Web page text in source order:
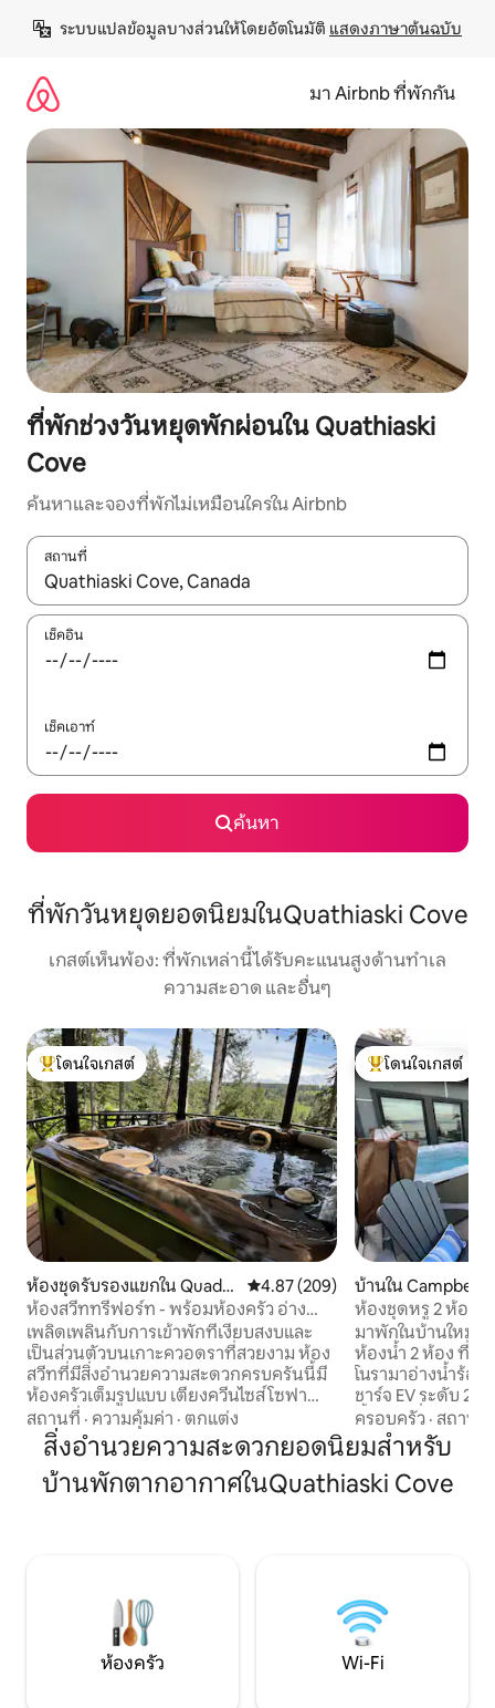
เนื้อหา
ระบบแปลข้อมูลบางส่วนให้โดยอัตโนมัติ แสดงภาษาต้นฉบับ
มา Airbnb ที่พักกัน
ที่พักช่วงวันหยุดพักผ่อนใน Quathiaski
Cove
ค้นหาและจองที่พักไม่เหมือนใครใน Airbnb
สถานที่
ใช้ลูกศรขึ้นลง หรือใช้การสัมผัสหรือปัด เพื่อสำรวจผลการค้นหา
เช็คอิน
เช็คเอาท์
ค้นหา
ที่พักวันหยุดยอดนิยมในQuathiaski Cove
เกสต์เห็นพ้อง: ที่พักเหล่านี้ได้รับคะแนนสูงด้านทำเล
ความสะอาด และอื่นๆ
โดนใจเกสต์ที่สุด
โดนใจเกสต์
ห้องชุดรับรองแขกใน Quadra
Island
คะแนนเฉลี่ย 4.87 จาก 5, 209 รีวิว
4.87 (209)
ห้องสวีททรีฟอร์ท - พร้อมห้องครัว อ่างน้ำ
ร้อน และซาวน่า
เพลิดเพลินกับการเข้าพักที่เงียบสงบและ
เป็นส่วนตัวบนเกาะควอดราที่สวยงาม ห้อง
สวีทที่มีสิ่งอำนวยความสะดวกครบครันนี้มี
ห้องครัวเต็มรูปแบบ เตียงควีนไซส์ โซฟา
แบบดึงออกได้ ดาดฟ้าขนาดใหญ่พร้อมวิว
ป่า อ่างน้ำร้อนส่วนตัว และซาวน่าที่มีไม้
บรรจบอบอุ่น เหมาะสำหรับคู่รักหรือ
ครอบครัวขนาดเล็กที่ต้องการพักผ่อนหรือ
สำรวจชายหาดและเส้นทางเดินป่าใกล้เคียง
สถานที่ · ความคุ้มค่า · ตกแต่ง
โดนใจเกสต์ที่สุด
โดนใจเกสต์
บ้านใน Campbell
ห้องชุดหรู 2 ห้องน
มาพักในบ้านใหม่สุ
ห้องน้ำ 2 ห้อง ที่พั
โนรามาอ่างน้ำร้อ
ชาร์จ EV ระดับ 2
ทั้งหมดที่คุณต้องก
การเข้าพัก ผ่อนคลายในห้องนั่งเล่นที่กว้าง
ขวางหรือเพลิดเพ
เลิศที่บ้านส่วนตัวที่น่า
ปรับอากาศพื้นห้อ
ครอบครัว · สถานที่
สิ่งอำนวยความสะดวกยอดนิยมสำหรับ
บ้านพักตากอากาศในQuathiaski Cove
ห้องครัว Wi-Fi